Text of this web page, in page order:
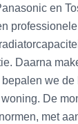
en
Daarna
we de
De
met